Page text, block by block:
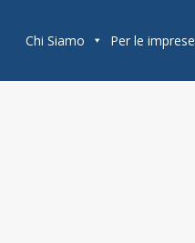
Chi Siamo Per le imprese